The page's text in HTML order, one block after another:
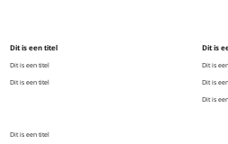
Dit is een titel
Dit is een titel
Dit is een titel
Dit is
Dit is
Dit is
Dit is
Dit is een titel